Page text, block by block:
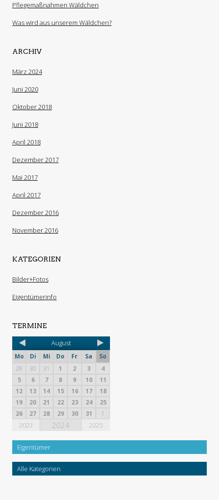
Pflegemaßnahmen Wäldchen
Was wird aus unserem Wäldchen?
ARCHIV
März 2024
Juni 2020
Oktober 2018
Juni 2018
April 2018
Dezember 2017
Mai 2017
April 2017
Dezember 2016
November 2016
KATEGORIEN
Bilder+Fotos
Eigentümerinfo
TERMINE
August
Mo Di Mi Do Fr Sa
So
29
30 31 1 2 3
4
5
6 7 8 9 10
11
12
13 14 15 16 17
18
19
20 21 22 23 24
25
26
27 28 29 30 31 1
2023 2024 2025
Eigentümer
Alle Kategorien